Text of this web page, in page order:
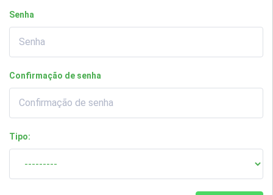
Senha
Confirmação de senha
Tipo: